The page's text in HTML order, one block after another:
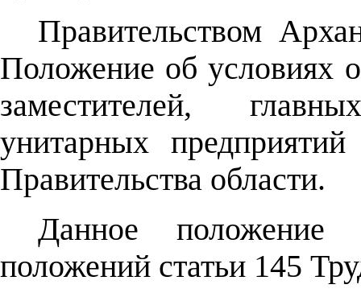
Правительством
Положение об условиях
заместителей,
унитарных
Правительства области.
Данное положение
положений статьи 145